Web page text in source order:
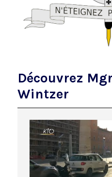
Découvrez
Wintzer